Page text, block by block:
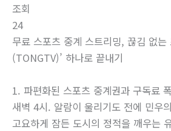
조회
24
무료 스포츠 중계 스트리밍, 끊김 없는
(TONGTV)’ 하나로 끝내기
1. 파편화된 스포츠 중계권과 구독료
새벽 4시. 알람이 울리기도 전에 민우
고요하게 잠든 도시의 정적을 깨우는